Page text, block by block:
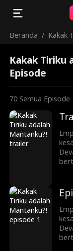
Beranda / Kakak
Kakak Tiriku
Episode
70 Semua Episode